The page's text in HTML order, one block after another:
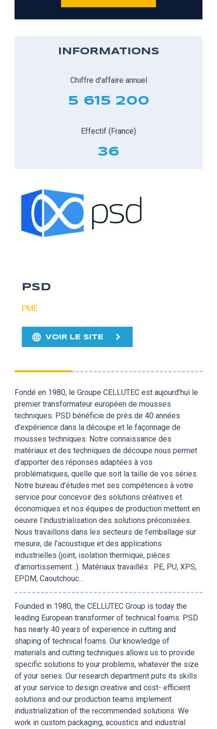
INFORMATIONS
Chiffre d'affaire annuel
5 615 200
Effectif (France)
36
PSD
PME
VOIR LE SITE
Fondé en 1980, le Groupe CELLUTEC est aujourd’hui le
premier transformateur européen de mousses
techniques. PSD bénéficie de près de 40 années
d’expérience dans la découpe et le façonnage de
mousses techniques. Notre connaissance des
matériaux et des techniques de découpe nous permet
d’apporter des réponses adaptées à vos
problématiques, quelle que soit la taille de vos séries.
Notre bureau d’études met ses compétences à votre
service pour concevoir des solutions créatives et
économiques et nos équipes de production mettent en
oeuvre l’industrialisation des solutions préconisées.
Nous travaillons dans les secteurs de l’emballage sur
mesure, de l’acoustique et des applications
industrielles (joint, isolation thermique, pièces
d’amortissement...). Matériaux travaillés : PE, PU, XPS,
EPDM, Caoutchouc…
Founded in 1980, the CELLUTEC Group is today the
leading European transformer of technical foams. PSD
has nearly 40 years of experience in cutting and
shaping of technical foams. Our knowledge of
materials and cutting techniques allows us to provide
specific solutions to your problems, whatever the size
of your series. Our research department puts its skills
at your service to design creative and cost- efficient
solutions and our production teams implement
industrialization of the recommended solutions. We
work in custom packaging, acoustics and industrial